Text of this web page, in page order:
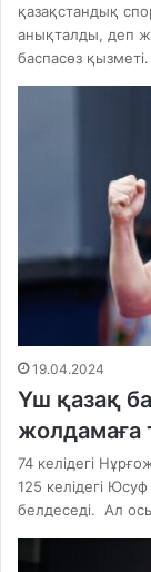
қазақстандық
анықталды, деп
баспасөз
19.04.2024
Үш қазақ
жолдамаға
74 келідегі
125 келідегі
белдеседі. Ал